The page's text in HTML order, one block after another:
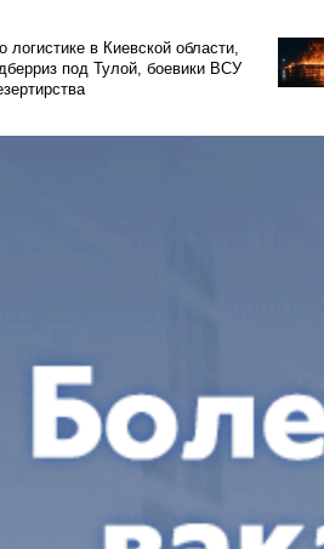
в Киевской области,
под Тулой, боевики ВСУ